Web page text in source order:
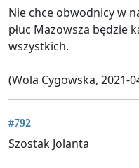
Nie chce obwodnicy w
płuc Mazowsza będzie
wszystkich.
(Wola Cygowska, 2021-
#792
Szostak Jolanta